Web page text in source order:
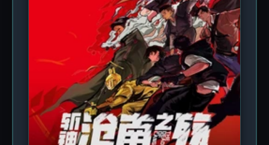
нескольких девушек за последние сто лет.
Вместе с местным археологом, изучающим
аномалии в Цзанлине, она проникает в
запретные склепы, расшифровывает старинные
манускрипты и сталкивается с разгневанными
духами, охраняющими тайну вековой давности.
Чем глубже она погружается в историю культа,
тем яснее понимает: бумажное платье — это не
просто символ смерти, это ключ к освобождению
душ, запертых между мирами. Сериал «Бумажное
платье невесты» — это атмосферное аниме в